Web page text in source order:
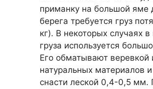
приманку на большой яме
берега требуется груз
кг). В некоторых случаях в
груза используется
Его обматывают веревкой
натуральных материалов
снасти леской 0,4-0,5 мм.